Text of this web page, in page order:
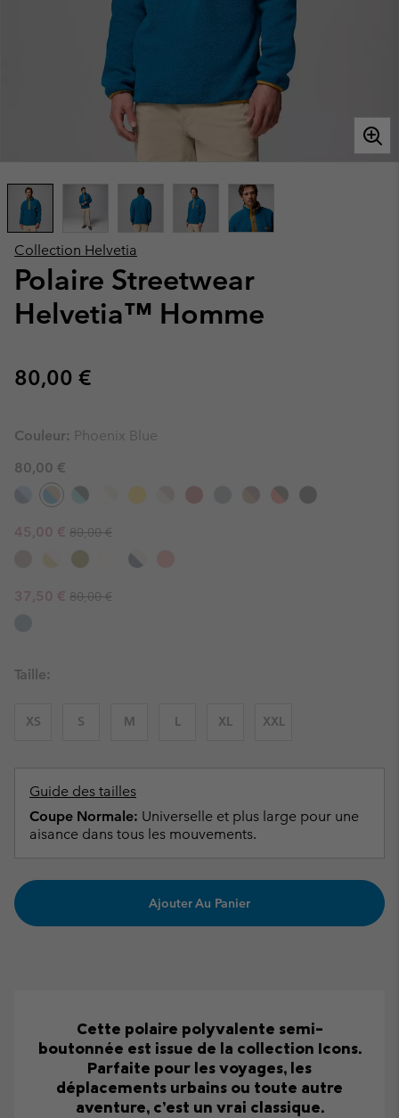
Collection Helvetia
Polaire Streetwear
Helvetia™ Homme
Regular price:
80,00 €
Couleur: Phoenix Blue
80,00 €
Sale price:
45,00 € Regular price:
80,00 €
Sale price:
37,50 € Regular price:
80,00 €
Taille:
XS S M L XL XXL
Guide des tailles
Coupe Normale: Universelle et plus large pour une
aisance dans tous les mouvements.
Ajouter Au Panier
Cette polaire polyvalente semi-
boutonnée est issue de la collection Icons.
Parfaite pour les voyages, les
déplacements urbains ou toute autre
aventure, c’est un vrai classique.